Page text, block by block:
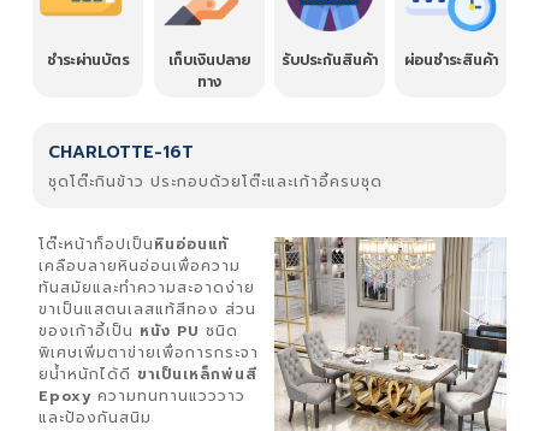
ชำระผ่านบัตร
เก็บเงินปลาย
ทาง
รับประกันสินค้า ผ่อนชำระสินค้า
CHARLOTTE-16T
ชุดโต๊ะกินข้าว ประกอบด้วยโต๊ะและเก้าอี้ครบชุด
โต๊ะหน้าท็อปเป็นหินอ่อนแท้
เคลือบลายหินอ่อนเพื่อความ
ทันสมัยและทำความสะอาดง่าย
ขาเป็นแสตนเลสแท้สีทอง ส่วน
ของเก้าอี้เป็น หนัง PU ชนิด
พิเศษเพิ่มตาข่ายเพื่อการกระจา
ยน้ำหนักได้ดี ขาเป็นเหล็กพ่นสี
Epoxy ความทนทานแวววาว
และป้องกันสนิม